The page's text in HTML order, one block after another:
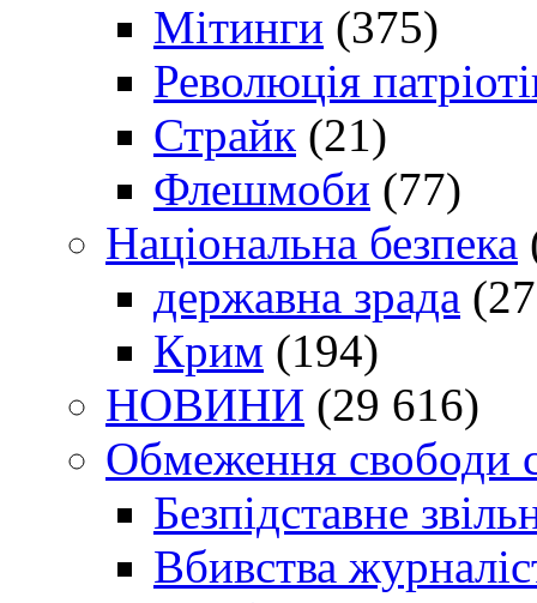
Мітинги (375)
Революція
Страйк (21)
Флешмоби (77)
Національна безпека
державна зрада
Крим (194)
НОВИНИ (29 616)
Обмеження свободи
Безпідставне
Вбивства